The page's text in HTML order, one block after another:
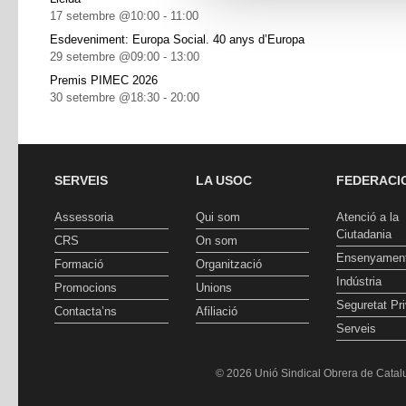
17 setembre @10:00 - 11:00
Esdeveniment: Europa Social. 40 anys d’Europa
29 setembre @09:00 - 13:00
Premis PIMEC 2026
30 setembre @18:30 - 20:00
SERVEIS
Assessoria
CRS
Formació
Promocions
Contacta’ns
LA USOC
Qui som
On som
Organització
Unions
Afiliació
Atenció a la
Ciutadania
Indústria
Seguretat
Serveis
© 2026 Unió Sindical Obrera de